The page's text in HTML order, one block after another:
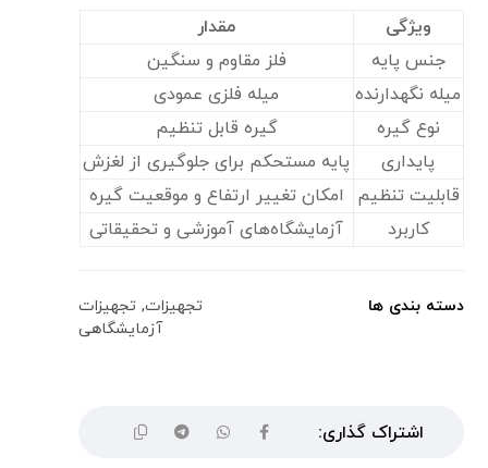
ویژگی
مقدار
جنس پایه
فلز مقاوم و سنگین
میله نگهدارنده
میله فلزی عمودی
نوع گیره
گیره قابل تنظیم
پایداری
پایه مستحکم برای جلوگیری از لغزش
قابلیت تنظیم
امکان تغییر ارتفاع و موقعیت گیره
کاربرد
آزمایشگاه‌های آموزشی و تحقیقاتی
دسته بندی ها تجهیزات, تجهیزات
آزمایشگاهی